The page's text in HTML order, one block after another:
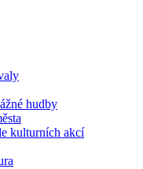
hudby
kulturních akcí